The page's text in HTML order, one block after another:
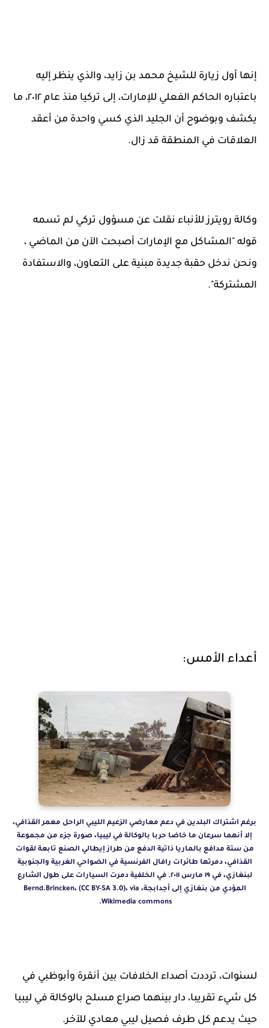
إنها أول زيارة للشيخ محمد بن زايد، والذي ينظر إليه
باعتباره الحاكم الفعلي للإمارات، إلى تركيا منذ عام ٢٠١٢، ما
يكشف وبوضوح أن الجليد الذي كسي واحدة من أعقد
العلاقات في المنطقة قد زال.
وكالة رويترز للأنباء نقلت عن مسؤول تركي لم تسمه
قوله "المشاكل مع الإمارات أصبحت الآن من الماضي ،
ونحن ندخل حقبة جديدة مبنية على التعاون، والاستفادة
المشتركة".
أعداء الأمس:
برغم اشتراك البلدين في دعم معارضي الزعيم الليبي الراحل معمر القذافي،
إلا أنهما سرعان ما خاضا حربا بالوكالة في ليبيا، صورة جزء من مجموعة
من ستة مدافع بالماريا ذاتية الدفع من طراز إيطالي الصنع تابعة لقوات
القذافي، دمرتها طائرات رافال الفرنسية في الضواحي الغربية والجنوبية
لبنغازي، في ١٩ مارس ٢٠١١. في الخلفية دمرت السيارات على طول الشارع
المؤدي من بنغازي إلى أجدابجة، Bernd.Brincken، (CC BY-SA 3.0)، via
Wikimedia commons.
لسنوات، ترددت أصداء الخلافات بين أنقرة وأبوظبي في
كل شيء تقريبا، دار بينهما صراع مسلح بالوكالة في ليبيا
حيث يدعم كل طرف فصيل ليبي معادي للآخر.